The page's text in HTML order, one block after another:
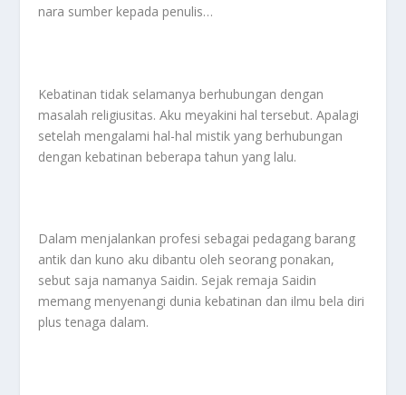
nara sumber kepada penulis…
Kebatinan tidak selamanya berhubungan dengan
masalah religiusitas. Aku meyakini hal tersebut. Apalagi
setelah mengalami hal-hal mistik yang berhubungan
dengan kebatinan beberapa tahun yang lalu.
Dalam menjalankan profesi sebagai pedagang barang
antik dan kuno aku dibantu oleh seorang ponakan,
sebut saja namanya Saidin. Sejak remaja Saidin
memang menyenangi dunia kebatinan dan ilmu bela diri
plus tenaga dalam.